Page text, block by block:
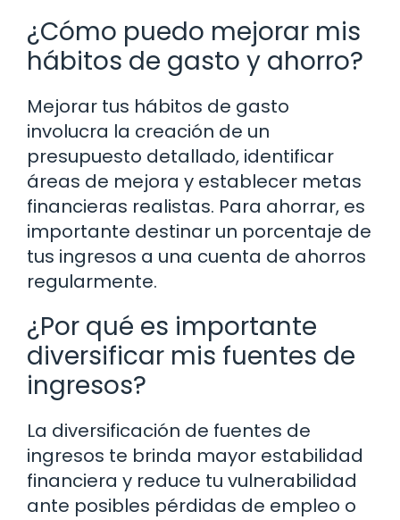
¿Cómo puedo mejorar mis
hábitos de gasto y ahorro?
Mejorar tus hábitos de gasto
involucra la creación de un
presupuesto detallado, identificar
áreas de mejora y establecer metas
financieras realistas. Para ahorrar, es
importante destinar un porcentaje de
tus ingresos a una cuenta de ahorros
regularmente.
¿Por qué es importante
diversificar mis fuentes de
ingresos?
La diversificación de fuentes de
ingresos te brinda mayor estabilidad
financiera y reduce tu vulnerabilidad
ante posibles pérdidas de empleo o